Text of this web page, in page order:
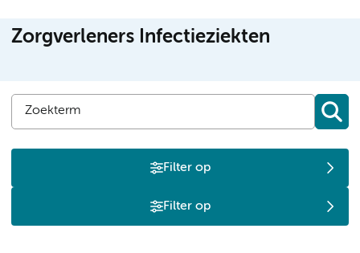
Zorgverleners Infectieziekten
Filter op
Filter op